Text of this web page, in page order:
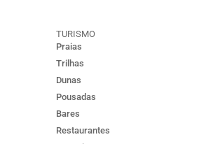
TURISMO
Praias
Trilhas
Dunas
Pousadas
Bares
Restaurantes